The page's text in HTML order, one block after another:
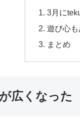
3月に
遊び心
まとめ
広くなった